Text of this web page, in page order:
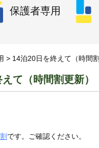
保護者専用
> 14泊20日を終えて（時間割
て（時間割更新）
です。ご確認ください。